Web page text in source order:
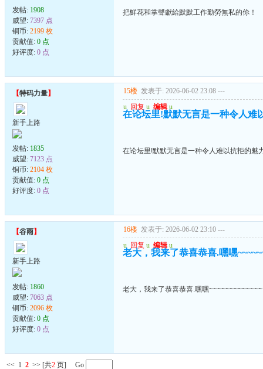
发帖: 1908
威望: 7397 点
铜币: 2199 枚
贡献值: 0 点
好评度: 0 点
把鮮花和掌聲獻給默默工作勤勞無私的伱！
【特码力量】
新手上路
发帖: 1835
威望: 7123 点
铜币: 2104 枚
贡献值: 0 点
好评度: 0 点
15楼 发表于: 2026-06-02 23:08 ---
u 回复 u 编辑 u
在论坛里!默默无言是一种令人难
在论坛里!默默无言是一种令人难以抗拒的魅
【谷雨】
新手上路
发帖: 1860
威望: 7063 点
铜币: 2096 枚
贡献值: 0 点
好评度: 0 点
16楼 发表于: 2026-06-02 23:10 ---
u 回复 u 编辑 u
老大，我来了恭喜恭喜.嘿嘿
老大，我来了恭喜恭喜.嘿嘿~~~~~~~~~~~~~
<< 1 2 >> [共2 页] Go